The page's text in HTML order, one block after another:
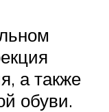
а также
обуви.